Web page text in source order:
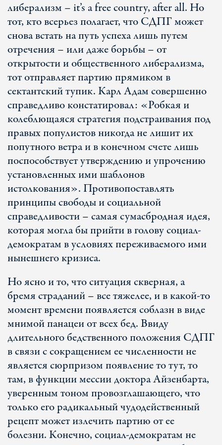
либерализм – it’s a free country, after all. Но
тот, кто всерьез полагает, что СДПГ может
снова встать на путь успеха лишь путем
отречения – или даже борьбы – от
открытости и общественного либерализма,
тот отправляет партию прямиком в
сектантский тупик. Карл Адам совершенно
справедливо констатировал: «Робкая и
колеблющаяся стратегия подстраивания под
правых популистов никогда не лишит их
попутного ветра и в конечном счете лишь
поспособствует утверждению и упрочению
установленных ими шаблонов
истолкования». Противопоставлять
принципы свободы и социальной
справедливости – самая сумасбродная идея,
которая могла бы прийти в голову социал-
демократам в условиях переживаемого ими
нынешнего кризиса.
Но ясно и то, что ситуация скверная, а
бремя страданий – все тяжелее, и в какой-то
момент времени появляется соблазн в виде
мнимой панацеи от всех бед. Ввиду
длительного бедственного положения СДПГ
в связи с сокращением ее численности не
является сюрпризом появление то тут, то
там, в функции мессии доктора Айзенбарта,
уверенным тоном провозглашающего, что
только его радикальный чудодейственный
рецепт может излечить партию от ее
болезни. Конечно, социал-демократам не